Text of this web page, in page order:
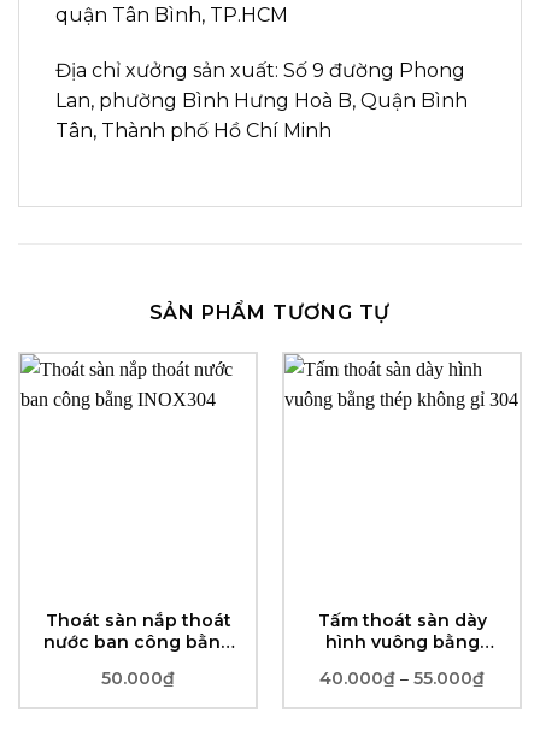
quận Tân Bình, TP.HCM
Địa chỉ xưởng sản xuất: Số 9 đường Phong
Lan, phường Bình Hưng Hoà B, Quận Bình
Tân, Thành phố Hồ Chí Minh
SẢN PHẨM TƯƠNG TỰ
Thoát sàn nắp thoát
nước ban công bằng
50.000₫
Tấm thoát sàn dày
hình vuông bằng
40.000₫ – 55.000₫
từ